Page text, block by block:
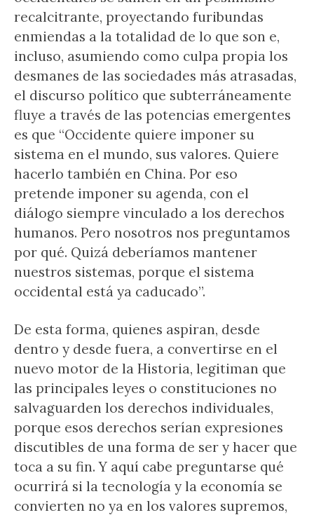
recalcitrante, proyectando furibundas
enmiendas a la totalidad de lo que son e,
incluso, asumiendo como culpa propia los
desmanes de las sociedades más atrasadas,
el discurso político que subterráneamente
fluye a través de las potencias emergentes
es que “Occidente quiere imponer su
sistema en el mundo, sus valores. Quiere
hacerlo también en China. Por eso
pretende imponer su agenda, con el
diálogo siempre vinculado a los derechos
humanos. Pero nosotros nos preguntamos
por qué. Quizá deberíamos mantener
nuestros sistemas, porque el sistema
occidental está ya caducado”.
De esta forma, quienes aspiran, desde
dentro y desde fuera, a convertirse en el
nuevo motor de la Historia, legitiman que
las principales leyes o constituciones no
salvaguarden los derechos individuales,
porque esos derechos serían expresiones
discutibles de una forma de ser y hacer que
toca a su fin. Y aquí cabe preguntarse qué
ocurrirá si la tecnología y la economía se
convierten no ya en los valores supremos,